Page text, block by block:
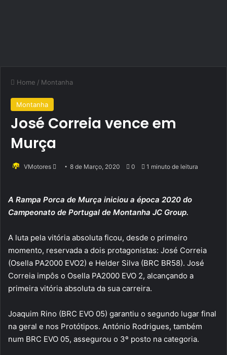
Home / Montanha
Montanha
José Correia vence em
Murça
VMotores
Send8 de Março, 2020 0 1 minuto de leitura
A Rampa Porca de Murça iniciou a época 2020 do
Campeonato de Portugal de Montanha JC Group.
A luta pela vitória absoluta ficou, desde o primeiro
momento, reservada a dois protagonistas: José Correia
(Osella PA2000 EVO2) e Helder Silva (BRC BR58). José
Correia impôs o Osella PA2000 EVO 2, alcançando a
primeira vitória absoluta da sua carreira.
Joaquim Rino (BRC EVO 05) garantiu o segundo lugar final
na geral e nos Protótipos. António Rodrigues, também
num BRC EVO 05, assegurou o 3º posto na categoria.